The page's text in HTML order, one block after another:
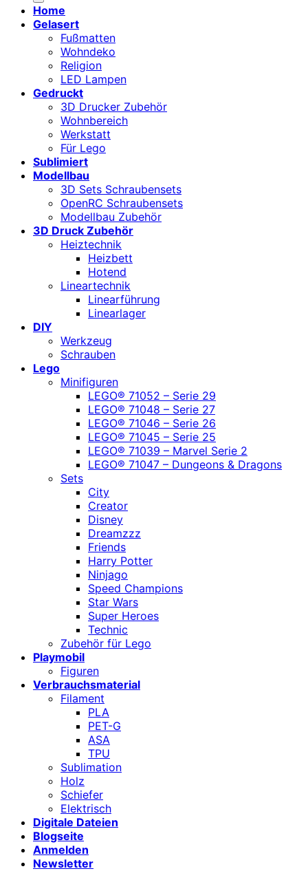
Home
Gelasert
Fußmatten
Wohndeko
Religion
LED Lampen
Gedruckt
3D Drucker Zubehör
Wohnbereich
Werkstatt
Für Lego
Sublimiert
Modellbau
3D Sets Schraubensets
OpenRC Schraubensets
Modellbau Zubehör
3D Druck Zubehör
Heiztechnik
Heizbett
Hotend
Lineartechnik
Linearführung
Linearlager
DIY
Werkzeug
Schrauben
Lego
Minifiguren
LEGO® 71052 – Serie 29
LEGO® 71048 – Serie 27
LEGO® 71046 – Serie 26
LEGO® 71045 – Serie 25
LEGO® 71039 – Marvel Serie 2
LEGO® 71047 – Dungeons & Dragons
Sets
City
Creator
Disney
Dreamzzz
Friends
Harry Potter
Ninjago
Speed Champions
Star Wars
Super Heroes
Technic
Zubehör für Lego
Playmobil
Figuren
Verbrauchsmaterial
Filament
PLA
PET-G
ASA
TPU
Sublimation
Holz
Schiefer
Elektrisch
Digitale Dateien
Blogseite
Anmelden
Newsletter